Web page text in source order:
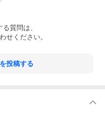
ページです。
る質問は、
せください。
投稿する